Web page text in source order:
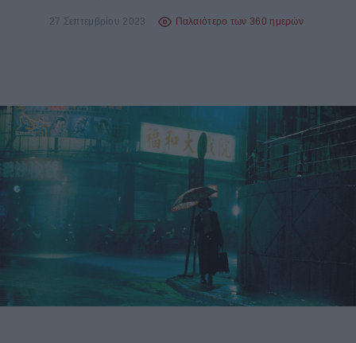
27 Σεπτεμβρίου 2023 Παλαιότερο των 360 ημερών